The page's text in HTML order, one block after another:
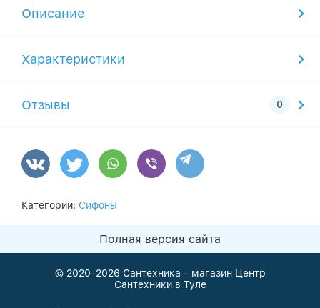
Описание
Характеристики
Отзывы
Категории: Сифоны
Полная версия сайта
© 2020-2026 Сантехника - магазин Центр
Сантехники в Туле